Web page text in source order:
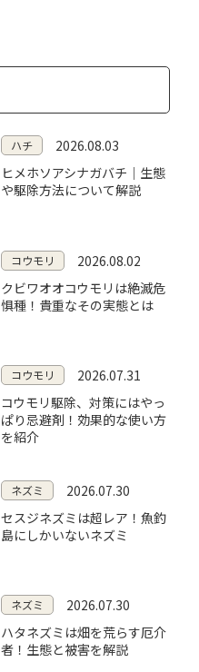
ハチ
2026.08.03
ヒメホソアシナガバチ｜生態
や駆除方法について解説
コウモリ
2026.08.02
クビワオオコウモリは絶滅危
惧種！貴重なその実態とは
コウモリ
2026.07.31
コウモリ駆除、対策にはやっ
ぱり忌避剤！効果的な使い方
を紹介
ネズミ
2026.07.30
セスジネズミは超レア！魚釣
島にしかいないネズミ
ネズミ
2026.07.30
ハタネズミは畑を荒らす厄介
者！生態と被害を解説